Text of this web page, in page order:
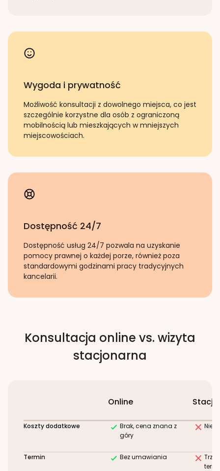
Wygoda i prywatność
Możliwość konsultacji z dowolnego miejsca, co jest
szczególnie korzystne dla osób z ograniczoną
mobilnością lub mieszkających w mniejszych
miejscowościach.
Dostępność 24/7
Dostępność usług 24/7 pozwala na uzyskanie
pomocy prawnej o każdej porze, również poza
standardowymi godzinami pracy tradycyjnych
kancelarii.
Konsultacja online vs. wizyta
stacjonarna
Online
Koszty dodatkowe
Brak, cena znana z
góry
Termin Bez umawiania